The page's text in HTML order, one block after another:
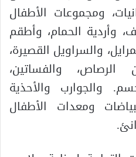
ومجموعات الأطفال
وأردية الحمام، وأطقم
والسراويل القصيرة،
الرصاص، والفساتين،
والجوارب والأحذية
ومعدات الأطفال